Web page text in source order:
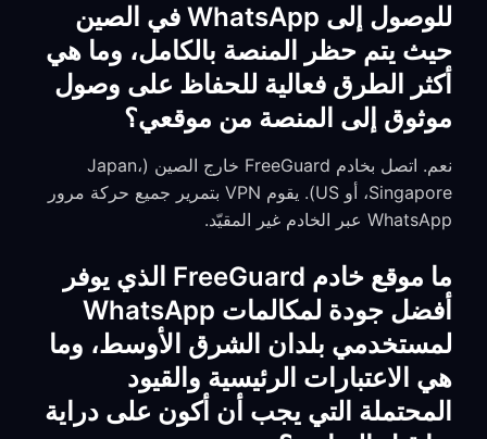
للوصول إلى WhatsApp في الصين
حيث يتم حظر المنصة بالكامل، وما هي
أكثر الطرق فعالية للحفاظ على وصول
موثوق إلى المنصة من موقعي؟
نعم. اتصل بخادم FreeGuard خارج الصين (Japan،
Singapore، أو US). يقوم VPN بتمرير جميع حركة مرور
WhatsApp عبر الخادم غير المقيّد.
ما موقع خادم FreeGuard الذي يوفر
أفضل جودة لمكالمات WhatsApp
لمستخدمي بلدان الشرق الأوسط، وما
هي الاعتبارات الرئيسية والقيود
المحتملة التي يجب أن أكون على دراية